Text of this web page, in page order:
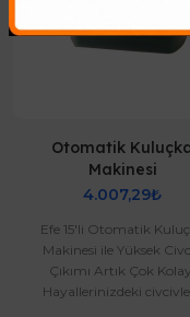
Otomatik
Makinesi
4.007,29₺
Efe 15'li Otomatik
Makinesi ile Yüksek
Çıkımı Artık Çok
Hayallerinizdeki